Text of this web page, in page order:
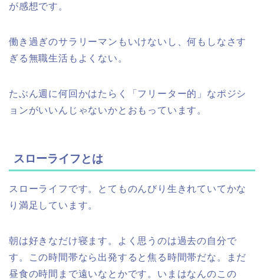
が感想です。
働き過ぎのサラリーマンもいけないし、何もしなさす
ぎる無職生活もよくない。
たぶん週に何回かはたらく「フリーター的」なポジシ
ョンがいいんじゃないかとおもっています。
スローライフとは
スローライフです。とてものんびり生きれていてかな
り満足しています。
朝は好きなだけ寝ます。よく思うのは過去の自分で
す。この時間帯なら出発すると焦る時間帯だな。まだ
昼食の時間まで遠いなとかです。いまはなんのこの